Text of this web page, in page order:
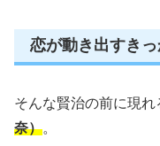
恋が動き出すき
そんな賢治の前に現れ
奈）。